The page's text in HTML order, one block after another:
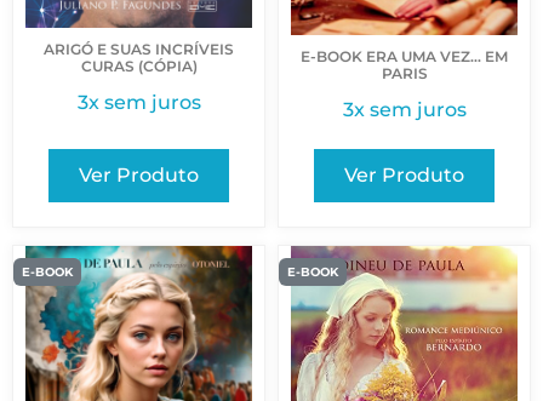
ARIGÓ E SUAS INCRÍVEIS
CURAS (CÓPIA)
3x sem juros
Ver Produto
E-BOOK ERA UMA VEZ… EM
PARIS
3x sem juros
Ver Produto
E-BOOK E-BOOK